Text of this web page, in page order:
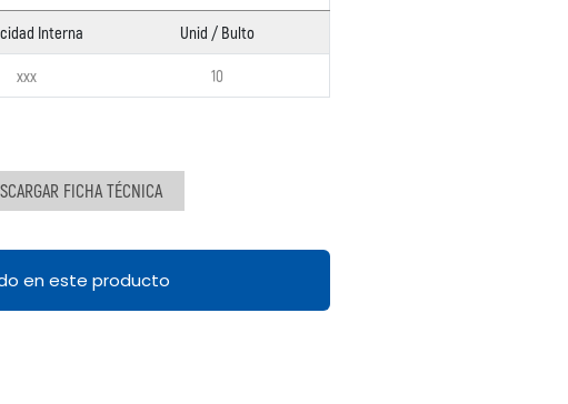
Interna Unid / Bulto
xxx 10
FICHA TÉCNICA
en este producto